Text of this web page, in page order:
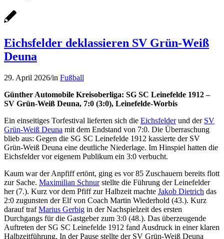
Eichsfelder deklassieren SV Grün-Weiß
Deuna
29. April 2026/in Fußball
Günther Automobile Kreisoberliga: SG SC Leinefelde 1912 –
SV Grün-Weiß Deuna, 7:0 (3:0), Leinefelde-Worbis
Ein einseitiges Torfestival lieferten sich die Eichsfelderund der SV
Grün-Weiß Deuna mit dem Endstand von 7:0. Die Überraschung
blieb aus: Gegen die SG SC Leinefelde 1912 kassierte der SV
Grün-Weiß Deuna eine deutliche Niederlage. Im Hinspiel hatten die
Eichsfelder vor eigenem Publikum ein 3:0 verbucht.
Kaum war der Anpfiff ertönt, ging es vor 85 Zuschauern bereits flott
zur Sache. Maximilian Schnurstellte die Führung der Leinefelder
her (7.). Kurz vor dem Pfiff zur Halbzeit machte Jakob Dietrich das
2:0 zugunsten der Elf von Coach Martin Wiederhold (43.). Kurz
darauf trafMarius Gerbig in der Nachspielzeit des ersten
Durchgangs für die Gastgeber zum 3:0 (48.). Das überzeugende
Auftreten der SG SC Leinefelde 1912 fand Ausdruck in einer klaren
Halbzeitführung. In der Pause stellte der SV Grün-Weiß Deuna